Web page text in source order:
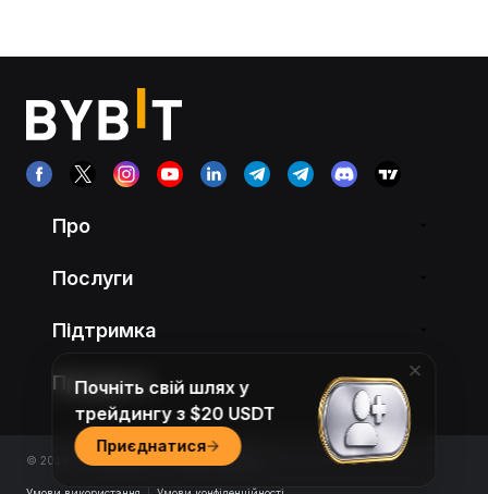
Про
Послуги
Підтримка
Продукти
© 2018-2026 Bybit.com. All rights reserved.
Почніть свій шлях у
трейдингу з $20 USDT
Приєднатися